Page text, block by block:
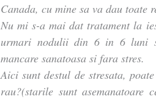
Canada, cu mine sa va dau toate
Nu mi s-a mai dat tratament la
urmari nodulii din 6 in 6 luni
mancare sanatoasa si fara stres.
Aici sunt destul de stresata,
rau?(starile sunt